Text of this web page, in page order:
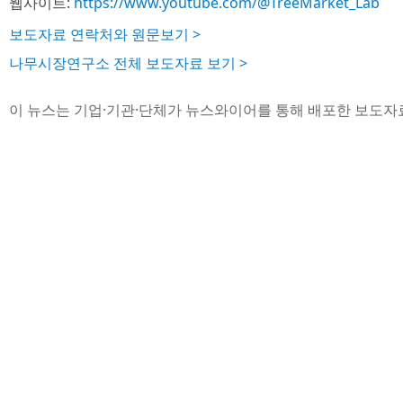
보도자료 연락처와 원문보기 >
나무시장연구소 전체 보도자료 보기 >
이 뉴스는 기업·기관·단체가 뉴스와이어를 통해 배포한 보도